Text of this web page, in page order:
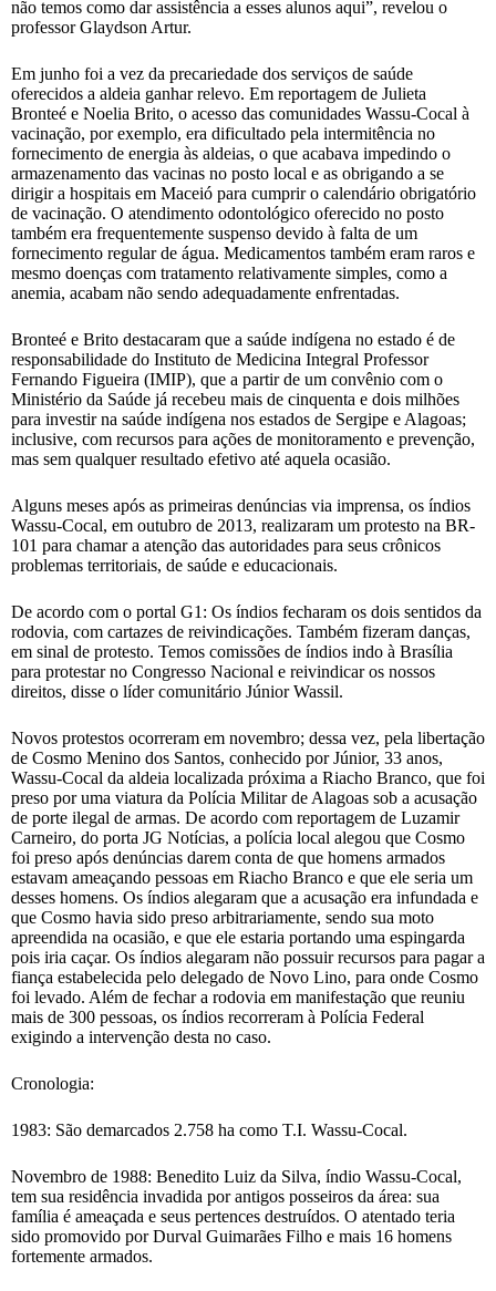
não temos como dar assistência a esses alunos aqui”, revelou o
professor Glaydson Artur.
Em junho foi a vez da precariedade dos serviços de saúde
oferecidos a aldeia ganhar relevo. Em reportagem de Julieta
Bronteé e Noelia Brito, o acesso das comunidades Wassu-Cocal à
vacinação, por exemplo, era dificultado pela intermitência no
fornecimento de energia às aldeias, o que acabava impedindo o
armazenamento das vacinas no posto local e as obrigando a se
dirigir a hospitais em Maceió para cumprir o calendário obrigatório
de vacinação. O atendimento odontológico oferecido no posto
também era frequentemente suspenso devido à falta de um
fornecimento regular de água. Medicamentos também eram raros e
mesmo doenças com tratamento relativamente simples, como a
anemia, acabam não sendo adequadamente enfrentadas.
Bronteé e Brito destacaram que a saúde indígena no estado é de
responsabilidade do Instituto de Medicina Integral Professor
Fernando Figueira (IMIP), que a partir de um convênio com o
Ministério da Saúde já recebeu mais de cinquenta e dois milhões
para investir na saúde indígena nos estados de Sergipe e Alagoas;
inclusive, com recursos para ações de monitoramento e prevenção,
mas sem qualquer resultado efetivo até aquela ocasião.
Alguns meses após as primeiras denúncias via imprensa, os índios
Wassu-Cocal, em outubro de 2013, realizaram um protesto na BR-
101 para chamar a atenção das autoridades para seus crônicos
problemas territoriais, de saúde e educacionais.
De acordo com o portal G1: Os índios fecharam os dois sentidos da
rodovia, com cartazes de reivindicações. Também fizeram danças,
em sinal de protesto. Temos comissões de índios indo à Brasília
para protestar no Congresso Nacional e reivindicar os nossos
direitos, disse o líder comunitário Júnior Wassil.
Novos protestos ocorreram em novembro; dessa vez, pela libertação
de Cosmo Menino dos Santos, conhecido por Júnior, 33 anos,
Wassu-Cocal da aldeia localizada próxima a Riacho Branco, que foi
preso por uma viatura da Polícia Militar de Alagoas sob a acusação
de porte ilegal de armas. De acordo com reportagem de Luzamir
Carneiro, do porta JG Notícias, a polícia local alegou que Cosmo
foi preso após denúncias darem conta de que homens armados
estavam ameaçando pessoas em Riacho Branco e que ele seria um
desses homens. Os índios alegaram que a acusação era infundada e
que Cosmo havia sido preso arbitrariamente, sendo sua moto
apreendida na ocasião, e que ele estaria portando uma espingarda
pois iria caçar. Os índios alegaram não possuir recursos para pagar a
fiança estabelecida pelo delegado de Novo Lino, para onde Cosmo
foi levado. Além de fechar a rodovia em manifestação que reuniu
mais de 300 pessoas, os índios recorreram à Polícia Federal
exigindo a intervenção desta no caso.
Cronologia:
1983: São demarcados 2.758 ha como T.I. Wassu-Cocal.
Novembro de 1988: Benedito Luiz da Silva, índio Wassu-Cocal,
tem sua residência invadida por antigos posseiros da área: sua
família é ameaçada e seus pertences destruídos. O atentado teria
sido promovido por Durval Guimarães Filho e mais 16 homens
fortemente armados.